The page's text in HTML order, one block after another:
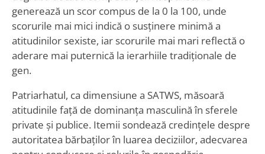
generează un scor compus de la 0 la 100, unde
scorurile mai mici indică o susținere minimă a
atitudinilor sexiste, iar scorurile mai mari reflectă o
aderare mai puternică la ierarhiile tradiționale de
gen.
Patriarhatul, ca dimensiune a SATWS, măsoară
atitudinile față de dominanța masculină în sferele
private și publice. Itemii sondează credințele despre
autoritatea bărbaților în luarea deciziilor, adecvarea